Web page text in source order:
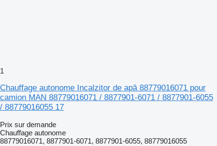
1
Chauffage autonome Incalzitor de apă 88779016071 pour
camion MAN 88779016071 / 8877901-6071 / 8877901-6055
/ 88779016055 17
Prix sur demande
Chauffage autonome
88779016071, 8877901-6071, 8877901-6055, 88779016055